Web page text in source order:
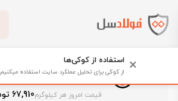
فولادسل
قیمت میلگرد 28 سیرجان حدید جنوب
قیمت امروز هر کیلوگرم67,910 تومان
× استفاده از کوکی‌ها
از کوکی برای تحلیل عملکرد سایت استفاده میکنیم